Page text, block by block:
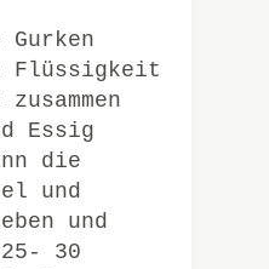
Flüssigkeit
Essig
die
und
und
30